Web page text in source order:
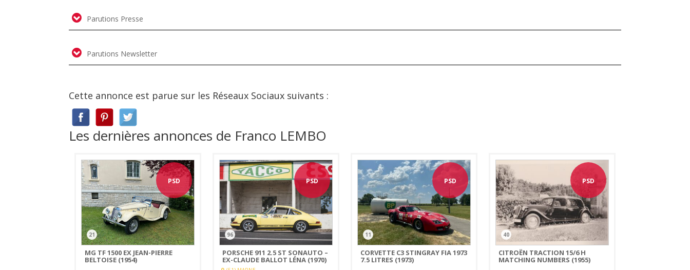
Parutions Presse
Parutions Newsletter
Cette annonce est parue sur les Réseaux Sociaux suivants :
Les dernières annonces de Franco LEMBO
PSD
21
MG TF 1500 EX JEAN-PIERRE
BELTOISE (1954)
PSD
96
PORSCHE 911 2.5 ST SONAUTO –
EX-CLAUDE BALLOT LÉNA (1970)
PSD
11
CORVETTE C3 STINGRAY FIA 1973
7.5 LITRES (1973)
PSD
40
CITROËN TRACTION 15/6 H
MATCHING NUMBERS (1955)